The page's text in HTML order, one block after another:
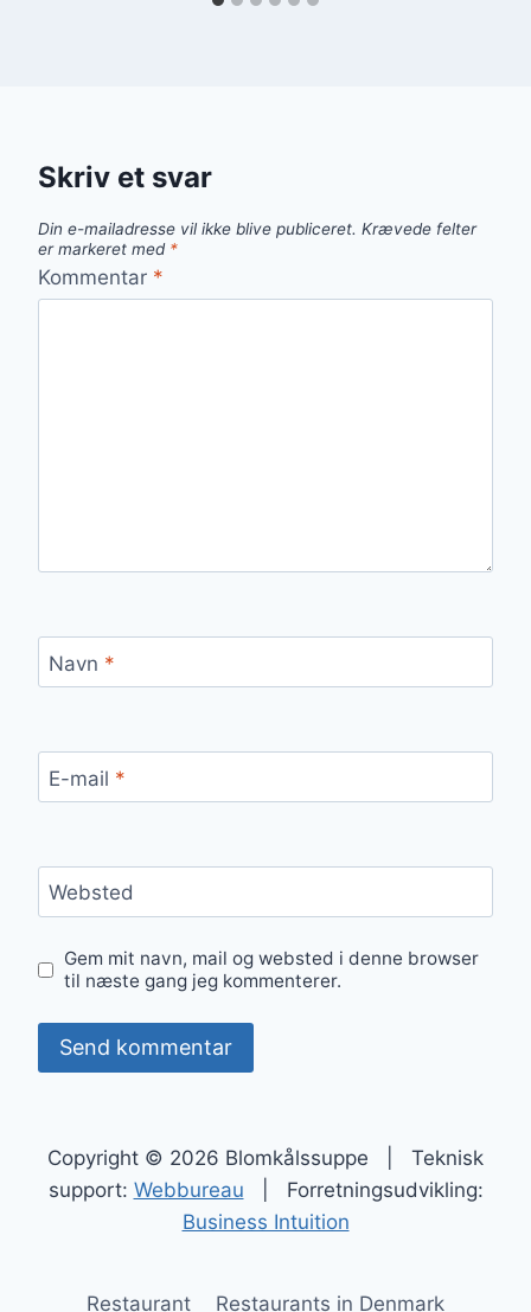
Skriv et svar
Din e-mailadresse vil ikke blive publiceret. Krævede felter
er markeret med *
Kommentar *
Navn *
E-mail *
Websted
Gem mit navn, mail og websted i denne browser
til næste gang jeg kommenterer.
Copyright © 2026 Blomkålssuppe | Teknisk
support: Webbureau | Forretningsudvikling:
Business Intuition
Restaurant Restaurants in Denmark